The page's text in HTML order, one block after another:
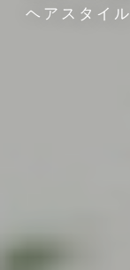
ヘアスタイル